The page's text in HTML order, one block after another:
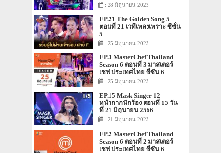
: 28 มิถุนายน 2023
EP.21 The Golden Song 5
ตอนที่ 21 เวทีเพลงเพราะ ซีซั่น
5
: 25 มิถุนายน 2023
EP.3 MasterChef Thailand
Season 6 ตอนที่ 3 มาสเตอร์
เชฟ ประเทศไทย ซีซัน 6
: 25 มิถุนายน 2023
EP.15 Mask Singer 12
หน้ากากนักร้อง ตอนที่ 15 วัน
ที่ 21 มิถุนายน 2566
: 21 มิถุนายน 2023
EP.2 MasterChef Thailand
Season 6 ตอนที่ 2 มาสเตอร์
เชฟ ประเทศไทย ซีซัน 6